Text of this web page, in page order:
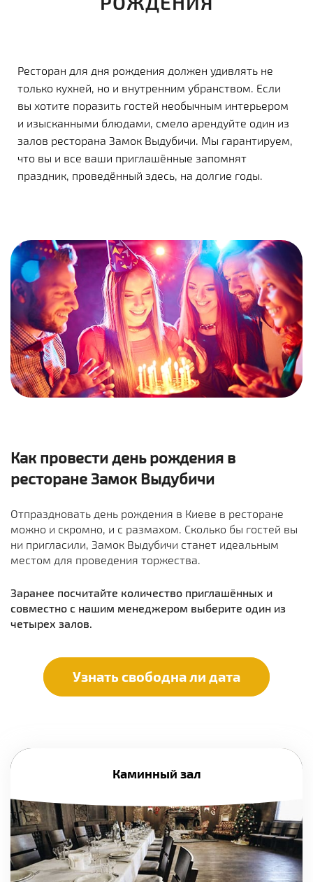
Ресторан для дня рождения должен удивлять не
только кухней, но и внутренним убранством. Если
вы хотите поразить гостей необычным интерьером
и изысканными блюдами, смело арендуйте один из
залов ресторана Замок Выдубичи. Мы гарантируем,
что вы и все ваши приглашённые запомнят
праздник, проведённый здесь, на долгие годы.
Как провести день рождения в
ресторане Замок Выдубичи
Отпраздновать день рождения в Киеве в ресторане
можно и скромно, и с размахом. Сколько бы гостей вы
ни пригласили, Замок Выдубичи станет идеальным
местом для проведения торжества.
Заранее посчитайте количество приглашённых и
совместно с нашим менеджером выберите один из
четырех залов.
Узнать свободна ли дата
Каминный зал